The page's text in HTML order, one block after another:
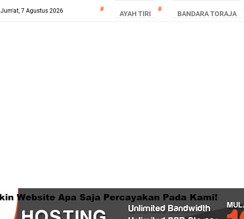
Jum'at, 7 Agustus 2026 AYAH TIRI BANDARA TORAJA